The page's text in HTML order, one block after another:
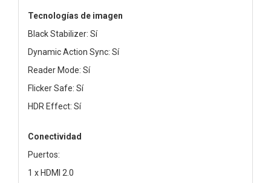
Tecnologías de imagen
Black Stabilizer: Sí
Dynamic Action Sync: Sí
Reader Mode: Sí
Flicker Safe: Sí
HDR Effect: Sí
Conectividad
Puertos:
1 x HDMI 2.0